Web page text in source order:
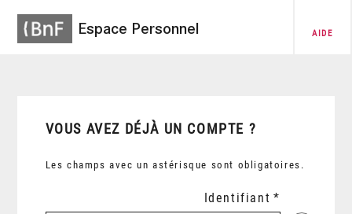
Espace Personnel AIDE
VOUS AVEZ DÉJÀ UN COMPTE ?
Les champs avec un astérisque sont obligatoires.
Identifiant